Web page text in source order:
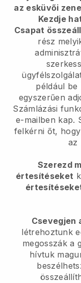
az esküvői
Kezdje
Csapat
rész
például be
egyszerűen
Számlázási
e-mailben kap.
felkérni őt,
az
Szerezd
értesítéseket
Csevegjen
létrehoztunk
megosszák a
hívtuk